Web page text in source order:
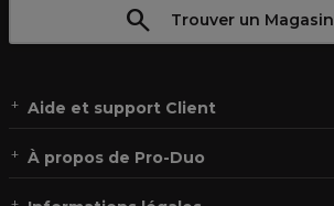
Trouver un Magasin
Aide et support Client
À propos de Pro-Duo